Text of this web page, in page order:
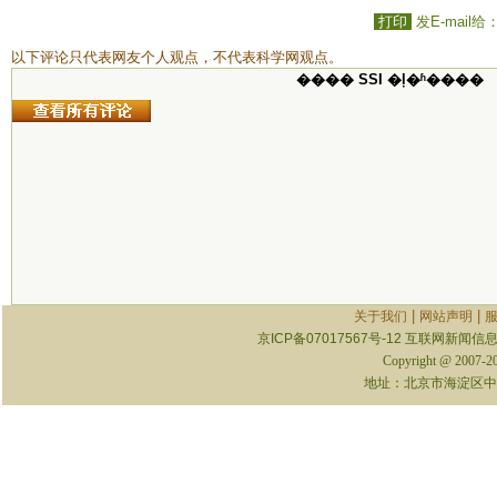
打印 发E-mail给
以下评论只代表网友个人观点，不代表科学网观点。
���� SSI �ļ�ʱ����
关于我们 网站声明
京ICP备07017567号-12 互联网新闻信
Copyright @ 2007-
地址：北京市海淀区